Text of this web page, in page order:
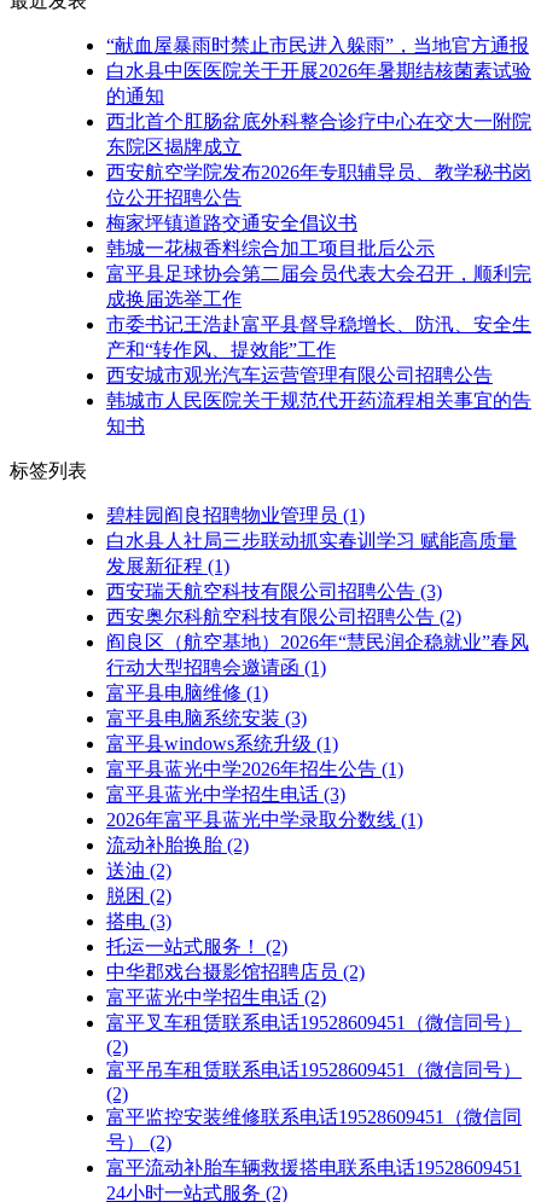
“献血屋暴雨时禁止市民进入躲雨”，当地官方通报
白水县中医医院关于开展2026年暑期结核菌素试验
的通知
西北首个肛肠盆底外科整合诊疗中心在交大一附院
东院区揭牌成立
西安航空学院发布2026年专职辅导员、教学秘书岗
位公开招聘公告
梅家坪镇道路交通安全倡议书
韩城一花椒香料综合加工项目批后公示
富平县足球协会第二届会员代表大会召开，顺利完
成换届选举工作
市委书记王浩赴富平县督导稳增长、防汛、安全生
产和“转作风、提效能”工作
西安城市观光汽车运营管理有限公司招聘公告
韩城市人民医院关于规范代开药流程相关事宜的告
知书
标签列表
碧桂园阎良招聘物业管理员 (1)
白水县人社局三步联动抓实春训学习 赋能高质量
发展新征程 (1)
西安瑞天航空科技有限公司招聘公告 (3)
西安奥尔科航空科技有限公司招聘公告 (2)
阎良区（航空基地）2026年“慧民润企稳就业”春风
行动大型招聘会邀请函 (1)
富平县电脑维修 (1)
富平县电脑系统安装 (3)
富平县windows系统升级 (1)
富平县蓝光中学2026年招生公告 (1)
富平县蓝光中学招生电话 (3)
2026年富平县蓝光中学录取分数线 (1)
流动补胎换胎 (2)
送油 (2)
脱困 (2)
搭电 (3)
托运一站式服务！
(2)
中华郡戏台摄影馆招聘店员 (2)
富平蓝光中学招生电话 (2)
富平叉车租赁联系电话19528609451（微信同号）
(2)
富平吊车租赁联系电话19528609451（微信同号）
(2)
富平监控安装维修联系电话19528609451（微信同
号）
(2)
富平流动补胎车辆救援搭电联系电话19528609451
24小时一站式服务 (2)